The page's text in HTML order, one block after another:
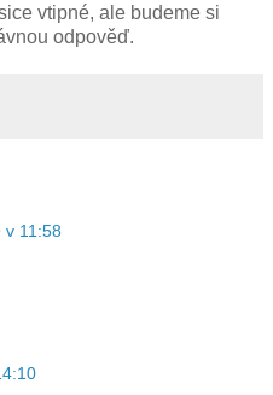
vtipné, ale budeme si
odpověď.
v 11:58